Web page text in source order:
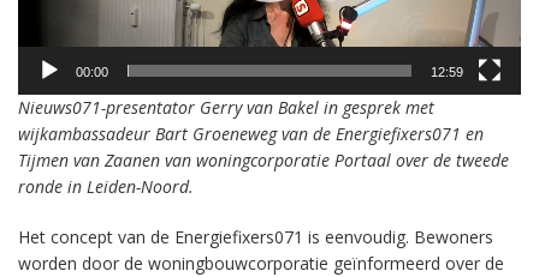
00:00 12:59
Nieuws071-presentator Gerry van Bakel in gesprek met
wijkambassadeur Bart Groeneweg van de Energiefixers071 en
Tijmen van Zaanen van woningcorporatie Portaal over de tweede
ronde in Leiden-Noord.
Het concept van de Energiefixers071 is eenvoudig. Bewoners
worden door de woningbouwcorporatie geïnformeerd over de